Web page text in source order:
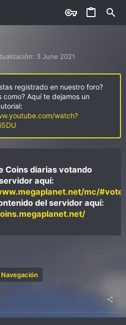
3 June 2021
registrado en nuestro foro?
como? Aquí te dejamos un
watch?
Coins diarias votando
aquí:
mc/#vote
del servidor aquí:
Navegación